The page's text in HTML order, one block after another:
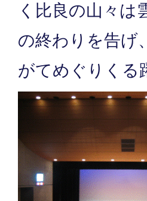
く比良の山々は
の終わりを告げ
がてめぐりくる